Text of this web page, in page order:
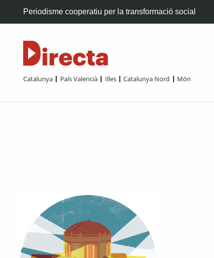
Periodisme cooperatiu per la transformació social
Catalunya País Valencià Illes Catalunya Nord Món